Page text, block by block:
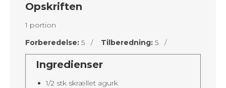
Opskriften
1 portion
Forberedelse: 5 / Tilberedning: 5 /
Ingredienser
1/2 stk skrællet agurk